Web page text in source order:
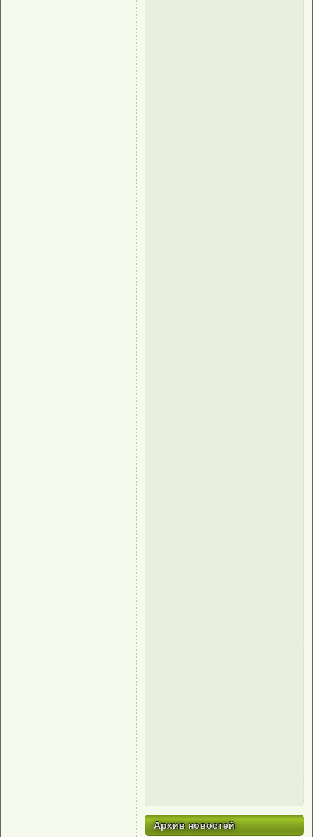
Архив новостей